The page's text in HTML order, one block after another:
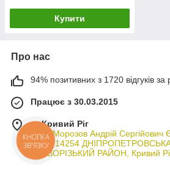
Купити
Про нас
94% позитивних з 1720 відгуків за
Працює з 30.03.2015
м. Кривий Ріг
ФОП Морозов Андрій
3044714254
КРИВОРІЗЬКИЙ РАЙОН, Кривий
КНОПКА
ЗВ'ЯЗКУ